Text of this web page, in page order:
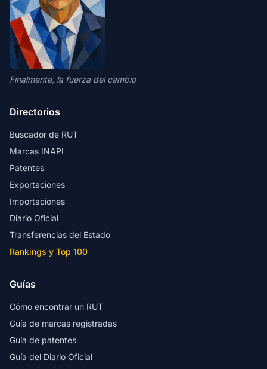
Finalmente, la fuerza del cambio
Directorios
Buscador de RUT
Marcas INAPI
Patentes
Exportaciones
Importaciones
Diario Oficial
Transferencias del Estado
Rankings y Top 100
Guías
Cómo encontrar un RUT
Guía de marcas registradas
Guía de patentes
Guía del Diario Oficial